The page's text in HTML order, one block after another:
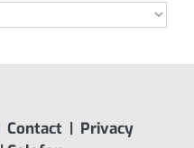
Contact| Privacy